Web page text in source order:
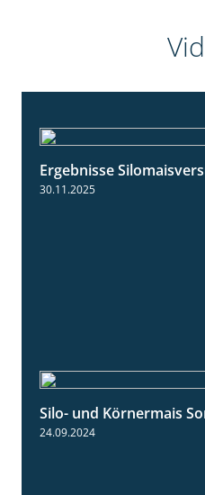
Ergebnisse
30.11.2025
Silo- und Körnermais
24.09.2024